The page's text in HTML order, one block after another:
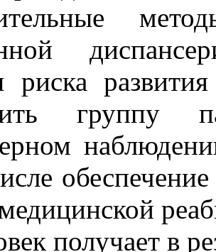
риска
группу
получает в